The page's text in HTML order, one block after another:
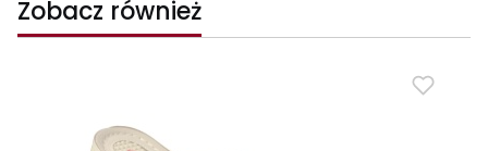
Zobacz również